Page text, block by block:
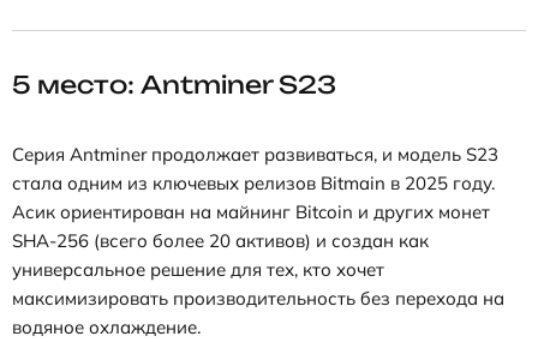
5 место: Antminer S23
Серия Antminer продолжает развиваться, и модель S23
стала одним из ключевых релизов Bitmain в 2025 году.
Асик ориентирован на майнинг Bitcoin и других монет
SHA-256 (всего более 20 активов) и создан как
универсальное решение для тех, кто хочет
максимизировать производительность без перехода на
водяное охлаждение.